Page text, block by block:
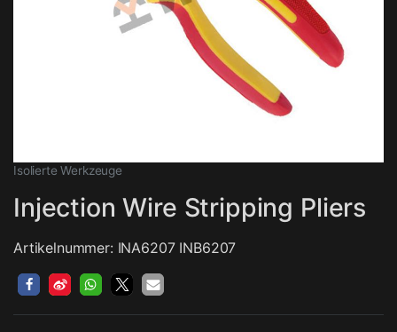
Isolierte Werkzeuge
Injection Wire Stripping Pliers
Artikelnummer: INA6207 INB6207